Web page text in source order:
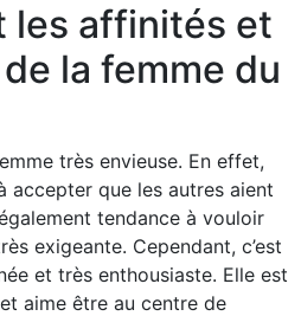
les affinités et
la femme du
très envieuse. En effet,
accepter que les autres aient
également tendance à vouloir
exigeante. Cependant, c’est
et très enthousiaste. Elle est
aime être au centre de